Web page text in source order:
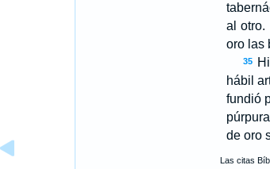
al otro.
oro las
35
hábil
fundió
de oro
Las citas